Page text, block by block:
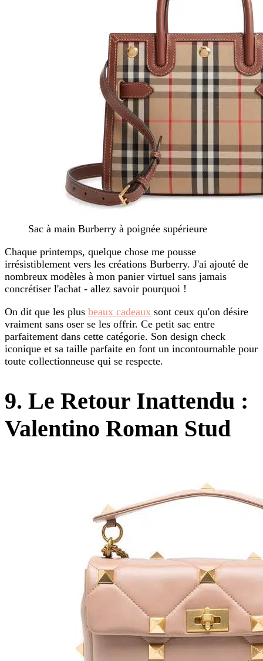
Sac à main Burberry à poignée supérieure
Chaque printemps, quelque chose me pousse
irrésistiblement vers les créations Burberry. J'ai ajouté de
nombreux modèles à mon panier virtuel sans jamais
concrétiser l'achat - allez savoir pourquoi !
On dit que les plus beaux cadeaux sont ceux qu'on désire
vraiment sans oser se les offrir. Ce petit sac entre
parfaitement dans cette catégorie. Son design check
iconique et sa taille parfaite en font un incontournable pour
toute collectionneuse qui se respecte.
9. Le Retour Inattendu :
Valentino Roman Stud